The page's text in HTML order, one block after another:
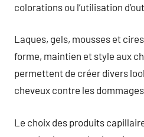
colorations ou l’utilisation
Laques, gels, mousses et
forme, maintien et style aux
permettent de créer divers
cheveux contre les
Le choix des produits